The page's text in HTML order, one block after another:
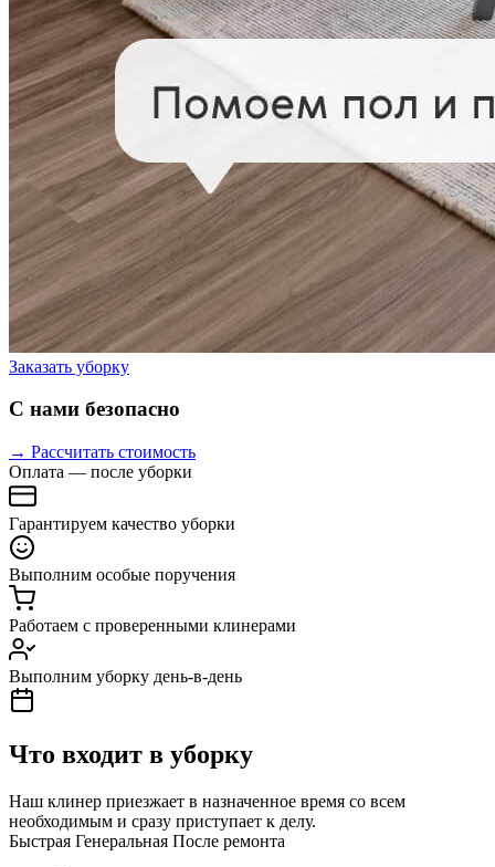
Заказать уборку
С нами безопасно
→ Рассчитать стоимость
Оплата — после уборки
Гарантируем качество уборки
Выполним особые поручения
Работаем с проверенными клинерами
Выполним уборку день-в-день
Что входит в уборку
Наш клинер приезжает в назначенное время со всем
необходимым и сразу приступает к делу.
Быстрая Генеральная После ремонта